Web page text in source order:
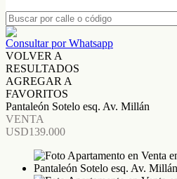
Consultar por Whatsapp
VOLVER A
RESULTADOS
AGREGAR A
FAVORITOS
Pantaleón Sotelo esq. Av. Millán
VENTA
USD139.000